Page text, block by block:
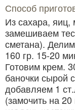
Способ
Из сахара, яиц,
замешиваем
сметана).
160 гр. 15-20
Готовим крем.
баночки сырой
добавляем 1
(замочить на